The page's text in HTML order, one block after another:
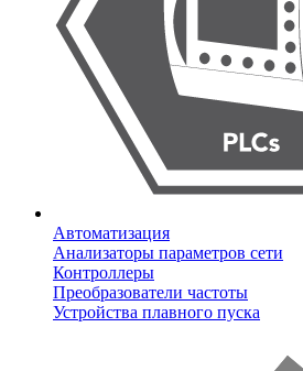
Автоматизация
Анализаторы параметров сети
Контроллеры
Преобразователи частоты
Устройства плавного пуска